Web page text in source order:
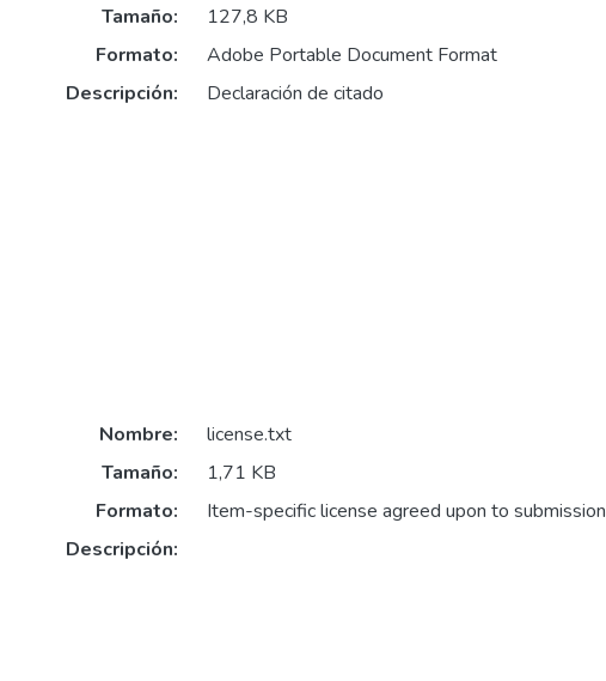
Tamaño:
127,8 KB
Formato:
Adobe Portable Document Format
Descripción:
Declaración de citado
Nombre:
license.txt
Tamaño:
1,71 KB
Formato:
Item-specific license agreed upon to submission
Descripción: